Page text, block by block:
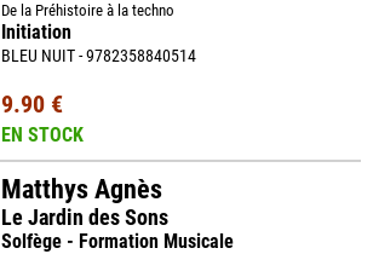
De la Préhistoire à la techno
Initiation
BLEU NUIT - 9782358840514
9.90 €
EN STOCK
Matthys Agnès
Le Jardin des Sons
Solfège - Formation Musicale